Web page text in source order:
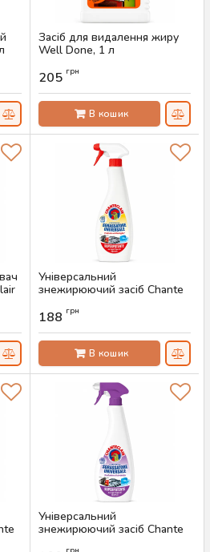
Засіб для видалення жиру
Well Done, 1 л
205 грн
В кошик
Універсальний
знежирюючий засіб Chante
Артикул:
188 грн
В кошик
Універсальний
знежирюючий засіб Chante